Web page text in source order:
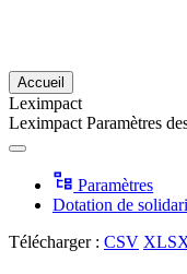
Accueil
Leximpact
Leximpact Paramètres
Paramètres
Dotation de
Télécharger : CSV